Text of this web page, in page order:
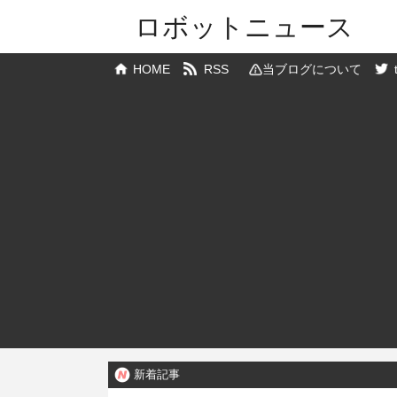
ロボットニュース
HOME RSS 当ブログについて
新着記事